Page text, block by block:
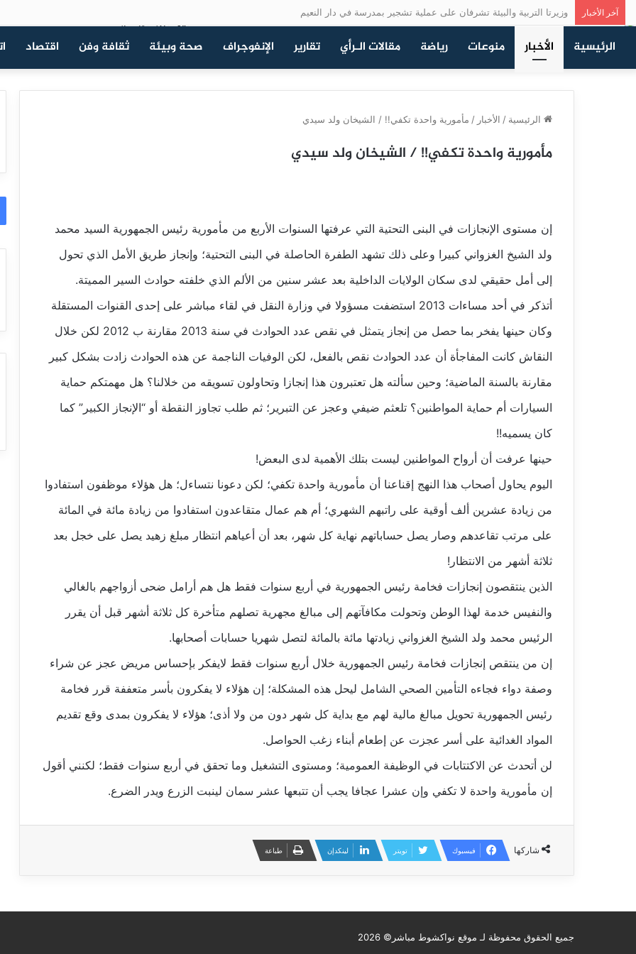
آخر الأخبار وزيرتا التربية والبيئة تشرفان على عملية تشجير بمدرسة في دار النعيم
الرئيسية الأخبار منوعات رياضة مقالات الـرأي تقارير الإنفوجراف صحة وبيئة ثقافة وفن اقتصاد
الرئيسية / الأخبار / مأمورية واحدة تكفي!! / الشيخان ولد سيدي
مأمورية واحدة تكفي!! / الشيخان ولد سيدي
إن مستوى الإنجازات في البنى التحتية التي عرفتها السنوات الأربع من مأمورية رئيس الجمهورية السيد محمد
ولد الشيخ الغزواني كبيرا وعلى ذلك تشهد الطفرة الحاصلة في البنى التحتية؛ وإنجاز طريق الأمل الذي تحول
إلى أمل حقيقي لدى سكان الولايات الداخلية بعد عشر سنين من الألم الذي خلفته حوادث السير المميتة.
أتذكر في أحد مساءات 2013 استضفت مسؤولا في وزارة النقل في لقاء مباشر على إحدى القنوات المستقلة
وكان حينها يفخر بما حصل من إنجاز يتمثل في نقص عدد الحوادث في سنة 2013 مقارنة ب 2012 لكن خلال
النقاش كانت المفاجأة أن عدد الحوادث نقص بالفعل، لكن الوفيات الناجمة عن هذه الحوادث زادت بشكل كبير
مقارنة بالسنة الماضية؛ وحين سألته هل تعتبرون هذا إنجازا وتحاولون تسويقه من خلالنا؟ هل مهمتكم حماية
السيارات أم حماية المواطنين؟ تلعثم ضيفي وعجز عن التبرير؛ ثم طلب تجاوز النقطة أو “الإنجاز الكبير” كما
كان يسميه!!
حينها عرفت أن أرواح المواطنين ليست بتلك الأهمية لدى البعض!
اليوم يحاول أصحاب هذا النهج إقناعنا أن مأمورية واحدة تكفي؛ لكن دعونا نتساءل؛ هل هؤلاء موظفون استفادوا
من زيادة عشرين ألف أوقية على راتبهم الشهري؛ أم هم عمال متقاعدون استفادوا من زيادة مائة في المائة
على مرتب تقاعدهم وصار يصل حساباتهم نهاية كل شهر، بعد أن أعياهم انتظار مبلغ زهيد يصل على خجل بعد
ثلاثة أشهر من الانتظار!
الذين ينتقصون إنجازات فخامة رئيس الجمهورية في أربع سنوات فقط هل هم أرامل ضحى أزواجهم بالغالي
والنفيس خدمة لهذا الوطن وتحولت مكافآتهم إلى مبالغ مجهرية تصلهم متأخرة كل ثلاثة أشهر قبل أن يقرر
الرئيس محمد ولد الشيخ الغزواني زيادتها مائة بالمائة لتصل شهريا حسابات أصحابها.
إن من ينتقص إنجازات فخامة رئيس الجمهورية خلال أربع سنوات فقط لايفكر بإحساس مريض عجز عن شراء
وصفة دواء فجاءه التأمين الصحي الشامل ليحل هذه المشكلة؛ إن هؤلاء لا يفكرون بأسر متعففة قرر فخامة
رئيس الجمهورية تحويل مبالغ مالية لهم مع بداية كل شهر دون من ولا أذى؛ هؤلاء لا يفكرون بمدى وقع تقديم
المواد الغدائية على أسر عجزت عن إطعام أبناء زغب الحواصل.
لن أتحدث عن الاكتتابات في الوظيفة العمومية؛ ومستوى التشغيل وما تحقق في أربع سنوات فقط؛ لكنني أقول
إن مأمورية واحدة لا تكفي وإن عشرا عجافا يجب أن تتبعها عشر سمان لينبت الزرع ويدر الضرع.
شاركها فيسبوك تويتر لينكدإن طباعة
جميع الحقوق محفوظة لـ موقع نواكشوط مباشر© 2026